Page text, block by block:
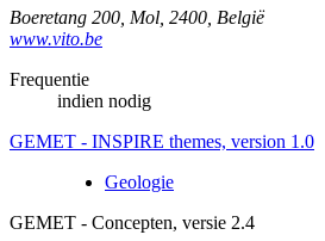
Boeretang 200 Mol 2400 België
www.vito.be
Frequentie
indien nodig
GEMET - INSPIRE themes, version 1.0
Geologie
GEMET - Concepten, versie 2.4